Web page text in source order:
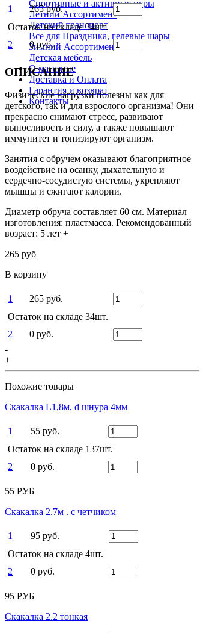
Спортивные и активные игры
Летний Ассортимент
Детский транспорт
Все для Праздника, гелевые шары
Зимний Ассортимент
Детская мебель
О магазине
Доставка и Оплата
Гарантия и возврат
Контакты
1
265 руб.
Остаток на складе 34шт.
2
0 руб.
ОПИСАНИЕ
Физические нагрузки полезны как для
детского, так и для взрослого организма! Они
прекрасно снимают стресс, развивают
выносливость и силу, а также повышают
иммунитет и тонизируют организм.
Занятия с обручем оказывают благоприятное
воздействие на осанку, дыхательную и
сердечно-сосудистую системы, укрепляют
мышцы и сжигают калории.
Диаметр обруча составляет 60 см. Материал
изготовления: пластмасса. Рекомендованный
возраст: 5 лет +
265 руб
В корзину
1
265 руб.
Остаток на складе 34шт.
2
0 руб.
-
+
Похожие товары
Скакалка L1,8м, d шнура 4мм
1
55 руб.
Остаток на складе 137шт.
2
0 руб.
55 РУБ
Скакалка 2.7м . с четчиком
1
95 руб.
Остаток на складе 4шт.
2
0 руб.
95 РУБ
Скакалка 2.2 тонкая